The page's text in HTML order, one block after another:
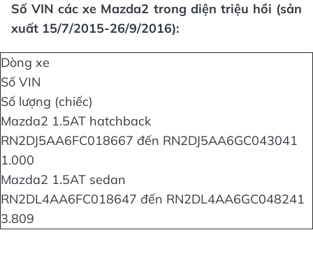
Số VIN các xe Mazda2 trong diện triệu hồi (sản
xuất 15/7/2015-26/9/2016):
Dòng xe
Số VIN
Số lượng (chiếc)
Mazda2 1.5AT hatchback
RN2DJ5AA6FC018667 đến RN2DJ5AA6GC043041
1.000
Mazda2 1.5AT sedan
RN2DL4AA6FC018647 đến RN2DL4AA6GC048241
3.809